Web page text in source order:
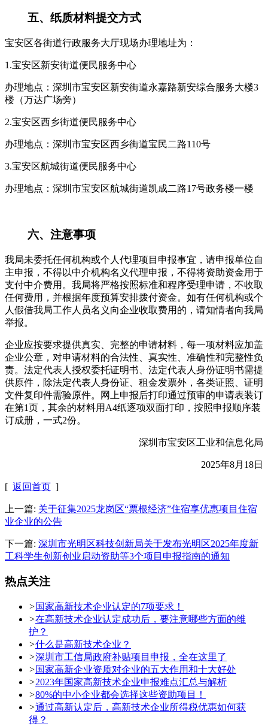
五、纸质材料提交方式
宝安区各街道行政服务大厅现场办理地址为：
1.宝安区新安街道便民服务中心
办理地点：深圳市宝安区新安街道永嘉路新安综合服务大楼3
楼（万达广场旁）
2.宝安区西乡街道便民服务中心
办理地点：深圳市宝安区西乡街道宝民二路110号
3.宝安区航城街道便民服务中心
办理地点：深圳市宝安区航城街道凯成二路17号政务楼一楼
六、注意事项
我局未委托任何机构或个人代理项目申报事宜，请申报单位自
主申报，不得以中介机构名义代理申报，不得将资助资金用于
支付中介费用。我局将严格按照标准和程序受理申请，不收取
任何费用，并根据年度预算安排拨付资金。如有任何机构或个
人假借我局工作人员名义向企业收取费用的，请知情者向我局
举报。
企业应按要求提供真实、完整的申请材料，每一项材料应加盖
企业公章，对申请材料的合法性、真实性、准确性和完整性负
责。法定代表人授权委托证明书、法定代表人身份证明书需提
供原件，除法定代表人身份证、租金发票外，各类证照、证明
文件复印件需验原件。网上申报后打印通过预审的申请表装订
在第1页，其余的材料用A4纸逐项双面打印，按照申报顺序装
订成册，一式2份。
深圳市宝安区工业和信息化局
2025年8月18日
[ 返回首页 ]
上一篇: 关于征集2025龙岗区“票根经济”住宿享优惠项目住宿
业企业的公告
下一篇: 深圳市光明区科技创新局关于发布光明区2025年度新
工科学生创新创业启动资助等3个项目申报指南的通知
热点关注
>国家高新技术企业认定的7项要求！
>在高新技术企业认定成功后，要注意哪些方面的维
护？
>什么是高新技术企业？
>深圳市工信局政府补贴项目申报，全在这里了
>国家高新企业资质对企业的五大作用和十大好处
>2023年国家高新技术企业申报难点汇总与解析
>80%的中小企业都会选择这些资助项目！
>通过高新认定后，高新技术企业所得税优惠如何获
得？